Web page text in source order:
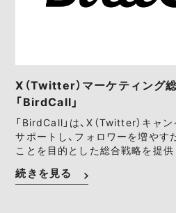
X（Twitter）マーケティング
「BirdCall」
「BirdCall」は、X（Twitter）キャ
サポートし、フォロワーを増やす
ことを目的とした総合戦略を提供
続きを見る